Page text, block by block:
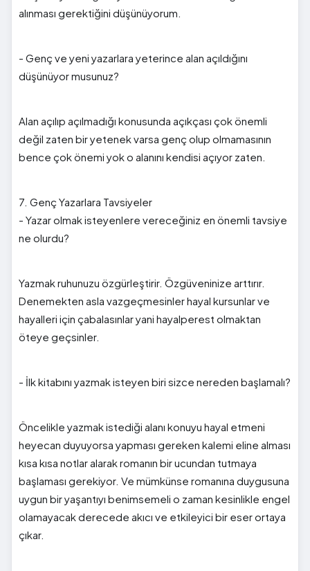
alınması gerektiğini düşünüyorum.
- Genç ve yeni yazarlara yeterince alan açıldığını
düşünüyor musunuz?
Alan açılıp açılmadığı konusunda açıkçası çok önemli
değil zaten bir yetenek varsa genç olup olmamasının
bence çok önemi yok o alanını kendisi açıyor zaten.
7. Genç Yazarlara Tavsiyeler
- Yazar olmak isteyenlere vereceğiniz en önemli tavsiye
ne olurdu?
Yazmak ruhunuzu özgürleştirir. Özgüveninize arttırır.
Denemekten asla vazgeçmesinler hayal kursunlar ve
hayalleri için çabalasınlar yani hayalperest olmaktan
öteye geçsinler.
- İlk kitabını yazmak isteyen biri sizce nereden başlamalı?
Öncelikle yazmak istediği alanı konuyu hayal etmeni
heyecan duyuyorsa yapması gereken kalemi eline alması
kısa kısa notlar alarak romanın bir ucundan tutmaya
başlaması gerekiyor. Ve mümkünse romanına duygusuna
uygun bir yaşantıyı benimsemeli o zaman kesinlikle engel
olamayacak derecede akıcı ve etkileyici bir eser ortaya
çıkar.